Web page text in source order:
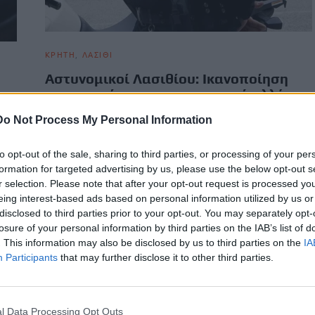
Not Process My Personal Information
opt-out of the sale, sharing to third parties, or processing of your
for targeted advertising by us, please use the below opt-out
selection. Please note that after your opt-out request is processed
interest-based ads based on personal information utilized by us
to third parties prior to your opt-out. You may separately
of your personal information by third parties on the IAB’s list of
This information may also be disclosed by us to third parties on the
Participants that may further disclose it to other third parties.
Data Processing Opt Outs
ΚΡΗΤΗ ΛΑΣΙΘΙ
Αστυνομικοί Λασιθίου: Ικανοποίηση
για την ενίσχυση προσωπικού αλλά τα
Υπαλλήλων Νομού Λασιθίου εκφράζει την ικανοποίησή του
για την απόσπαση επτά αστυνομικών,…
Newsroom 29 Απριλίου, 2026